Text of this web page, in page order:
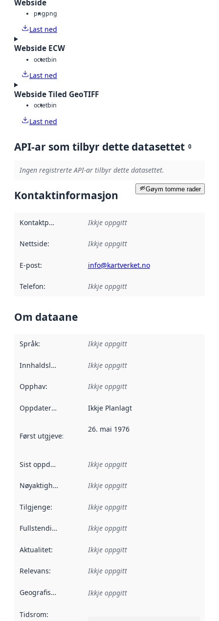
Webside
pngpng
Last ned
Webside ECW
octetbin
Last ned
Webside Tiled GeoTIFF
octetbin
Last ned
API-ar som tilbyr dette datasettet 0
Ingen registrerte API-ar tilbyr dette datasettet.
Gøym tomme rader
Kontaktinformasjon
Kontaktpunkt Ikkje oppgitt
Nettside: Ikkje oppgitt
E-post: info@kartverket.no
Telefon: Ikkje oppgitt
Om dataane
Språk: Ikkje oppgitt
Innhaldsleverandørar :
Ikkje oppgitt
Opphav: Ikkje oppgitt
Oppdateringsfrekvens :
Ikkje Planlagt
Først utgjeve:
26. mai 1976
Sist oppdatert Ikkje oppgitt
Nøyaktigheit Ikkje oppgitt
Tilgjenge: Ikkje oppgitt
Fullstendigheit Ikkje oppgitt
Aktualitet: Ikkje oppgitt
Relevans: Ikkje oppgitt
Geografisk område Ikkje oppgitt
Tidsrom: